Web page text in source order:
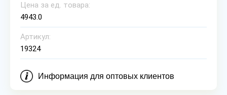
Цена за ед. товара:
4943.0
Артикул:
19324
Информация для оптовых клиентов